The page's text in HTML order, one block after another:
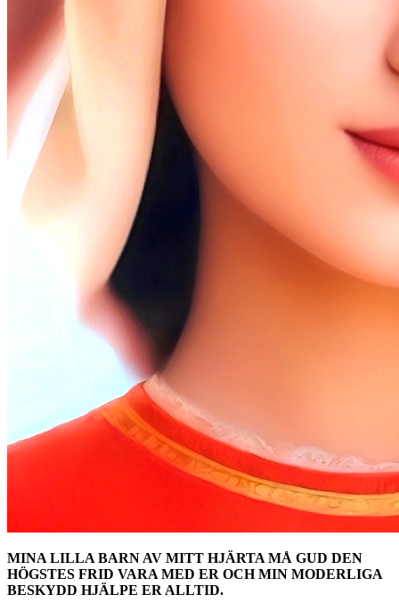
MINA LILLA BARN AV MITT HJÄRTA MÅ GUD DEN
HÖGSTES FRID VARA MED ER OCH MIN MODERLIGA
BESKYDD HJÄLPE ER ALLTID.